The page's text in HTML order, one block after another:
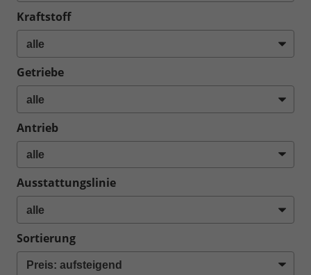
Kraftstoff
Getriebe
Antrieb
Ausstattungslinie
Sortierung